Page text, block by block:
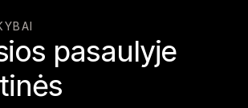
pasaulyje